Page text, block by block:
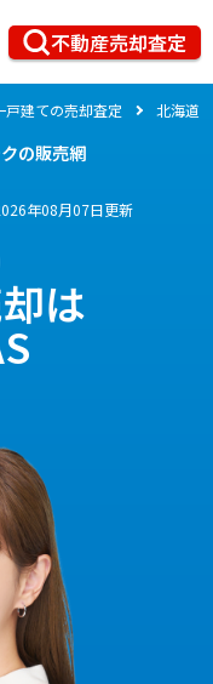
不動産売却査定
戸建ての売却査定 北海道
の販売網
年08月07日更新
は